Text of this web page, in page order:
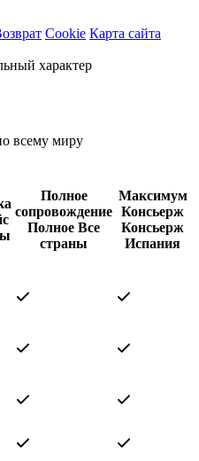
Cookie Карта сайта
характер
всему миру
Полное
сопровождение
Полное Все
страны
Максимум
Консьерж
Консьерж
Испания